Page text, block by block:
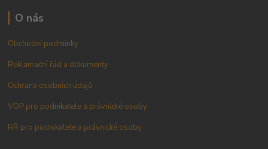
O nás
Obchodní podmínky
Reklamační řád a dokumenty
Ochrana osobních údajů
VOP pro podnikatele a právnické osoby
RŘ pro podnikatele a právnické osoby